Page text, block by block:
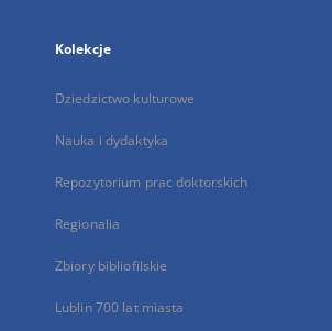
Kolekcje
Dziedzictwo kulturowe
Nauka i dydaktyka
Repozytorium prac doktorskich
Regionalia
Zbiory bibliofilskie
Lublin 700 lat miasta